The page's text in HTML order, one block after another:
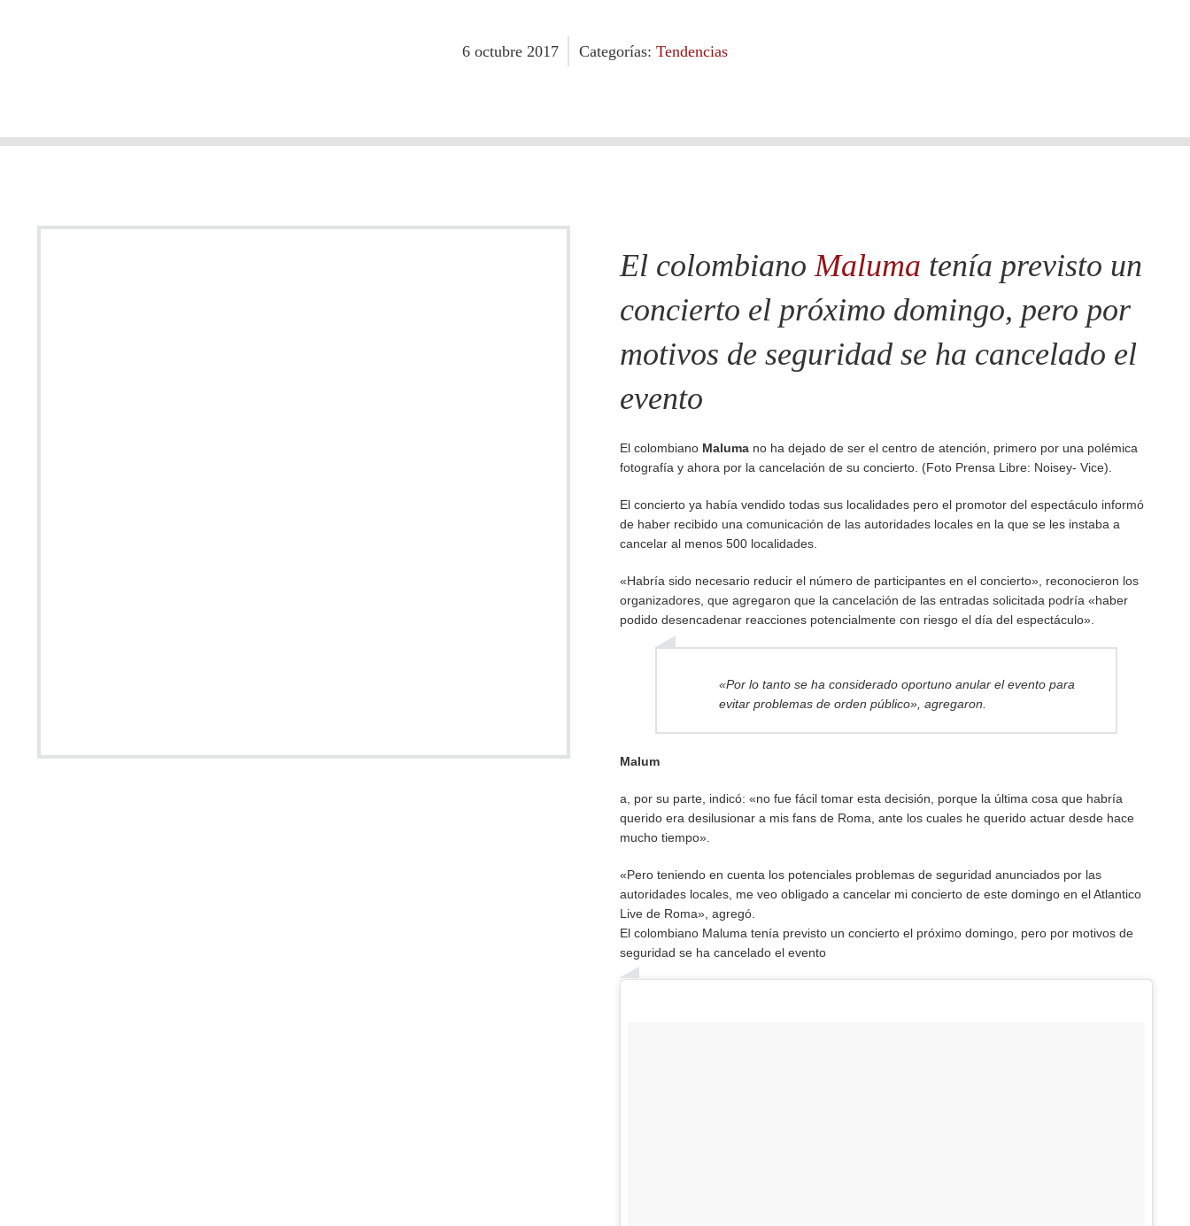
6 octubre 2017 Categorías: Tendencias
El colombianoMaluma tenía previsto un
concierto el próximo domingo, pero por
motivos de seguridad se ha cancelado el
evento
El colombiano Malumano ha dejado de ser el centro de atención, primero por una polémica
fotografía y ahora por la cancelación de su concierto. (Foto Prensa Libre: Noisey- Vice).
El concierto ya había vendido todas sus localidades pero el promotor del espectáculo informó
de haber recibido una comunicación de las autoridades locales en la que se les instaba a
cancelar al menos 500 localidades.
«Habría sido necesario reducir el número de participantes en el concierto», reconocieron los
organizadores, que agregaron que la cancelación de las entradas solicitada podría «haber
podido desencadenar reacciones potencialmente con riesgo el día del espectáculo».
«Por lo tanto se ha considerado oportuno anular el evento para
evitar problemas de orden público», agregaron.
Malum
a, por su parte, indicó: «no fue fácil tomar esta decisión, porque la última cosa que habría
querido era desilusionar a mis fans de Roma, ante los cuales he querido actuar desde hace
mucho tiempo».
«Pero teniendo en cuenta los potenciales problemas de seguridad anunciados por las
autoridades locales, me veo obligado a cancelar mi concierto de este domingo en el Atlantico
Live de Roma», agregó.
El colombiano Maluma tenía previsto un concierto el próximo domingo, pero por motivos de
seguridad se ha cancelado el evento